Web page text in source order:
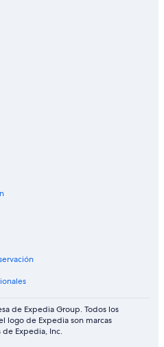
de Expedia Group. Todos los
logo de Expedia son marcas
de Expedia, Inc.